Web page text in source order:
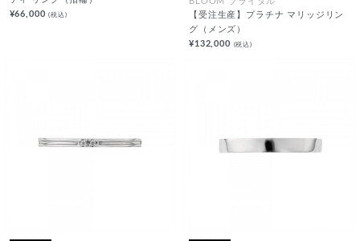
¥66,000(税込)
BLOOM ブライダル
【受注生産】プラチナ マリッジリン
グ（メンズ）
¥132,000 (税込)